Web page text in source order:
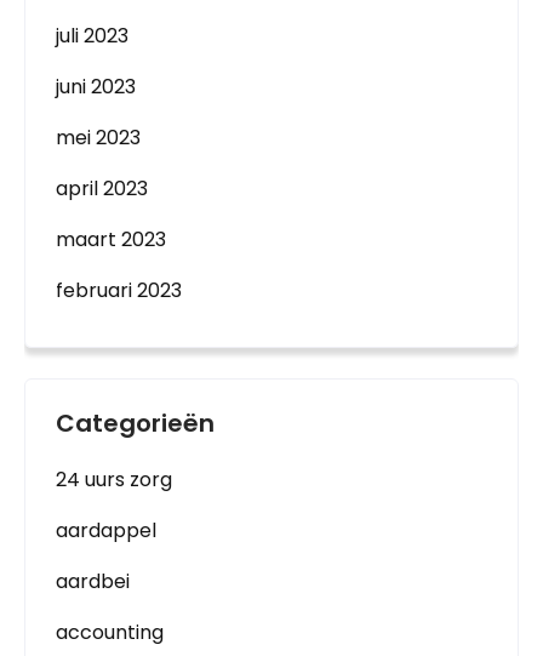
juli 2023
juni 2023
mei 2023
april 2023
maart 2023
februari 2023
Categorieën
24 uurs zorg
aardappel
aardbei
accounting